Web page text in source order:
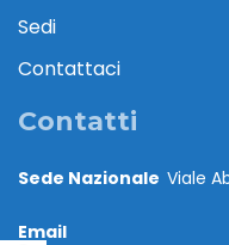
Sedi
Contattaci
Contatti
Sede Nazionale Viale
Email